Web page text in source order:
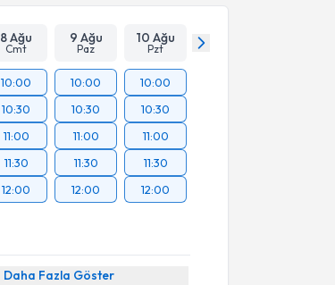
8 Ağu
Cmt
9 Ağu
Paz
10 Ağu
Pzt
10:00
10:30
11:00
11:30
12:00
10:00
10:30
11:00
11:30
12:00
10:00
10:30
11:00
11:30
12:00
Daha Fazla Göster